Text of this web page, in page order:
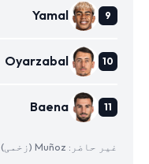
Yamal
Oyarzabal
Baena
غیر حاضر: Muñoz (زخمی), Pino (زخمی), N. Williams (زخمی)